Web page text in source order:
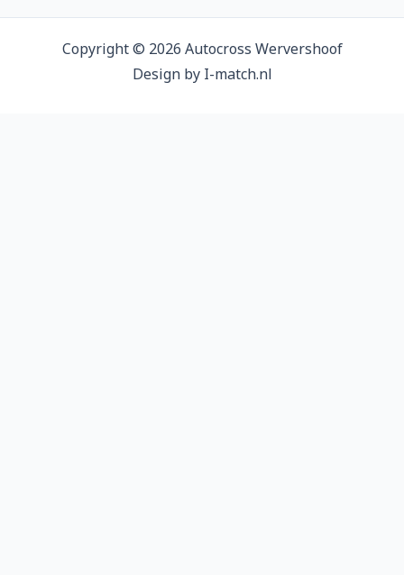
Copyright © 2026 Autocross Wervershoof
Design by I-match.nl